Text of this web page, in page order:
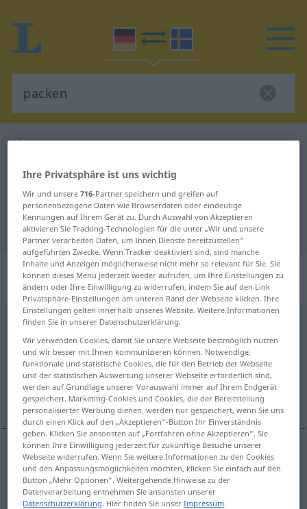
Deutsch-Schwedisch Wörterbuch packen
Deutsch-Schwedisch Übersetzung
für "packen"
"packen" Schwedisch Übersetzung
„packen“: transitives Verb,
transitives Zeitwort
packenv/t
Übersicht aller Übersetzungen
(Für mehr Details die Übersetzung anklicken/antippen)
packa, gripa, hugga tag i, vara gripande
packa packen
gripa,huggatagi packen fassen
Ihre Privatsphäre ist uns wichtig
Wir und unsere716-Partner speichern und greifen auf
personenbezogene Daten wie Browserdaten oder eindeutige
Kennungen auf Ihrem Gerät zu. Durch Auswahl von Akzeptieren
aktivieren Sie Tracking-Technologien für die unter „Wir und unsere
Partner verarbeiten Daten, um Ihnen Dienste bereitzustellen“
aufgeführten Zwecke. Wenn Tracker deaktiviert sind, sind manche
Inhalte und Anzeigen möglicherweise nicht mehr so relevant für Sie. Sie
können dieses Menü jederzeit wieder aufrufen, um Ihre Einstellungen zu
ändern oder Ihre Einwilligung zu widerrufen, indem Sie auf den Link
Privatsphäre-Einstellungen am unteren Rand der Webseite klicken. Ihre
Einstellungen gelten innerhalb unseres Website. Weitere Informationen
finden Sie in unserer Datenschutzerklärung.
Wir verwenden Cookies, damit Sie unsere Webseite bestmöglich nutzen
und wir besser mit Ihnen kommunizieren können. Notwendige,
funktionale und statistische Cookies, die für den Betrieb der Webseite
und der statistischen Auswertung unserer Webseite erforderlich sind,
werden auf Grundlage unserer Vorauswahl immer auf Ihrem Endgerät
gespeichert. Marketing-Cookies und Cookies, die der Bereitstellung
personalisierter Werbung dienen, werden nur gespeichert, wenn Sie uns
durch einen Klick auf den „Akzeptieren“-Button Ihr Einverständnis
geben. Klicken Sie ansonsten auf „Fortfahren ohne Akzeptieren“. Sie
können Ihre Einwilligung jederzeit für zukünftige Besuche unserer
Webseite widerrufen. Wenn Sie weitere Informationen zu den Cookies
und den Anpassungsmöglichkeiten möchten, klicken Sie einfach auf den
Button „Mehr Optionen“. Weitergehende Hinweise zu der
Datenverarbeitung entnehmen Sie ansonsten unserer
Datenschutzerklärung. Hier finden Sie unserImpressum.